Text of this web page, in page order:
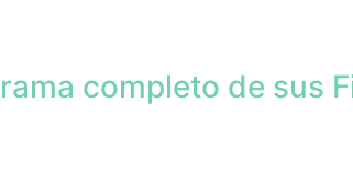
completo de sus